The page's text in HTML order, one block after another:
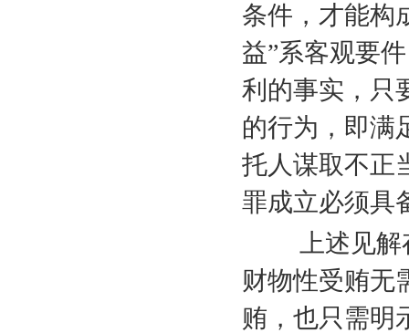
条件，才能构
益”系客观要
利的事实，只
的行为，即满
托人谋取不正
罪成立必须具
上述见解存
财物性受贿无
贿，也只需明